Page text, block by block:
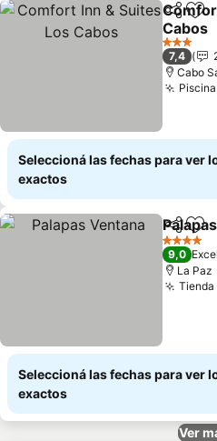
Cabos
3 Estrellas
7,4
Cabo
Seleccioná las fechas para ver
exactos
4 Estrellas
9,0
La Paz
Tienda
Seleccioná las fechas para ver
exactos
Ver